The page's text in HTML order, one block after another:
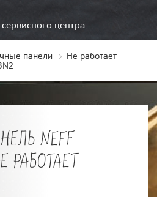
сервисного центра
панели
Не работает
NEFF
РАБОТАЕТ